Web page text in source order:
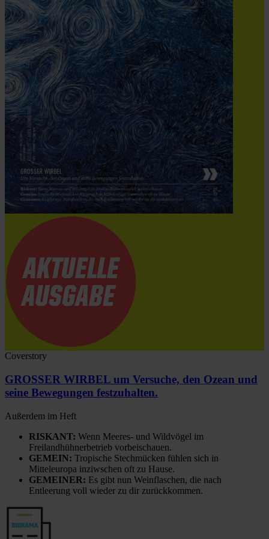
Coverstory
GROSSER WIRBEL um Versuche, den Ozean und
seine Bewegungen festzuhalten.
Außerdem im Heft
RISKANT: Wenn Meeres- und Wildvögel im
Freilandhühnerbetrieb vorbeischauen.
GEMEIN: Tropische Stechmücken fühlen sich in
Mitteleuropa inziwschen oft zu Hause.
GEMEINER: Es gibt nun Weinflaschen, die nach
Entleerung voll wieder zu dir zurückkommen.